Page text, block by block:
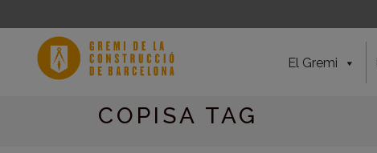
El Gremi
COPISA TAG